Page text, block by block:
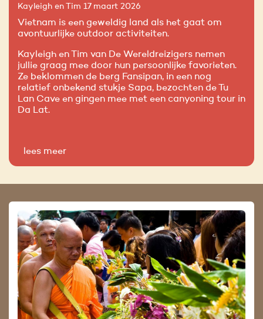
Kayleigh en Tim 17 maart 2026
Vietnam is een geweldig land als het gaat om
avontuurlijke outdoor activiteiten.
Kayleigh en Tim van De Wereldreizigers nemen
jullie graag mee door hun persoonlijke favorieten.
Ze beklommen de berg Fansipan, in een nog
relatief onbekend stukje Sapa, bezochten de Tu
Lan Cave en gingen mee met een canyoning tour in
Da Lat.
lees meer